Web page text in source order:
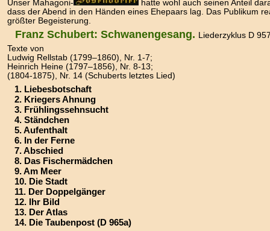
Unser Mahagoni-
hatte wohl auch seinen Anteil
dass der Abend in den Händen eines Ehepaars lag. Das Publikum
größter Begeisterung.
Franz Schubert: Schwanengesang. Liederzyklus D
Texte von
Ludwig Rellstab (1799–1860), Nr. 1-7;
Heinrich Heine (1797–1856), Nr. 8-13;
(1804-1875), Nr. 14 (Schuberts letztes Lied)
1. Liebesbotschaft
2. Kriegers Ahnung
3. Frühlingssehnsucht
4. Ständchen
5. Aufenthalt
6. In der Ferne
7. Abschied
8. Das Fischermädchen
9. Am Meer
10. Die Stadt
11. Der Doppelgänger
12. Ihr Bild
13. Der Atlas
14. Die Taubenpost (D 965a)